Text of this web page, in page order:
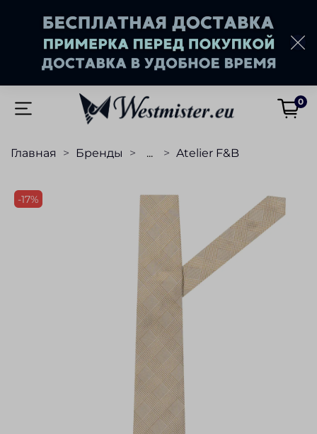
0
Главная Бренды ... Atelier F&B
-17%